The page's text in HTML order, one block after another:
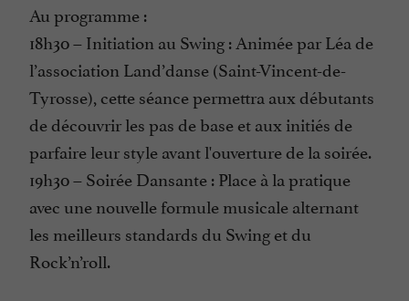
Au programme :
18h30 – Initiation au Swing : Animée par Léa de
l’association Land’danse (Saint-Vincent-de-
Tyrosse), cette séance permettra aux débutants
de découvrir les pas de base et aux initiés de
parfaire leur style avant l'ouverture de la soirée.
19h30 – Soirée Dansante : Place à la pratique
avec une nouvelle formule musicale alternant
les meilleurs standards du Swing et du
Rock’n’roll.